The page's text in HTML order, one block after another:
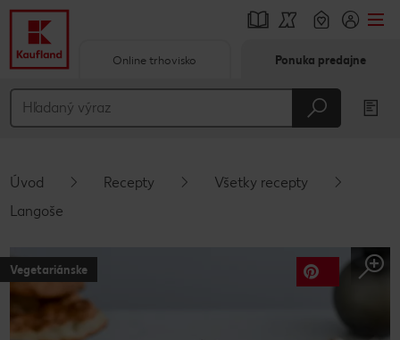
Hlavný obsah
Vyskakovací bočný panel
Online trhovisko Ponuka predajne
Úvod Recepty
Všetky recepty
Langoše
Vegetariánske